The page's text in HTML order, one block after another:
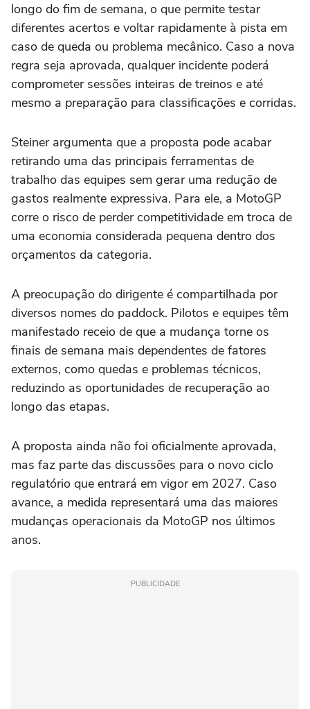
longo do fim de semana, o que permite testar
diferentes acertos e voltar rapidamente à pista em
caso de queda ou problema mecânico. Caso a nova
regra seja aprovada, qualquer incidente poderá
comprometer sessões inteiras de treinos e até
mesmo a preparação para classificações e corridas.
Steiner argumenta que a proposta pode acabar
retirando uma das principais ferramentas de
trabalho das equipes sem gerar uma redução de
gastos realmente expressiva. Para ele, a MotoGP
corre o risco de perder competitividade em troca de
uma economia considerada pequena dentro dos
orçamentos da categoria.
A preocupação do dirigente é compartilhada por
diversos nomes do paddock. Pilotos e equipes têm
manifestado receio de que a mudança torne os
finais de semana mais dependentes de fatores
externos, como quedas e problemas técnicos,
reduzindo as oportunidades de recuperação ao
longo das etapas.
A proposta ainda não foi oficialmente aprovada,
mas faz parte das discussões para o novo ciclo
regulatório que entrará em vigor em 2027. Caso
avance, a medida representará uma das maiores
mudanças operacionais da MotoGP nos últimos
anos.
PUBLICIDADE